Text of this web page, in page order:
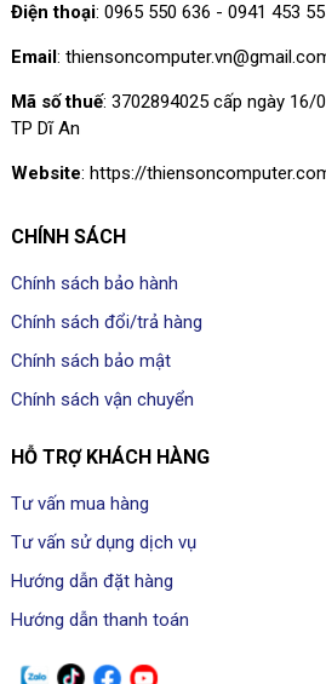
Điện thoại: 0965 550 636 - 0941 453
Email :
Mã số thuế: 3702894025 cấp ngày
TP Dĩ An
Website: https://
CHÍNH SÁCH
Chính sách bảo hành
Chính sách đổi/trả hàng
Chính sách bảo mật
Chính sách vận chuyển
HỖ TRỢ KHÁCH HÀNG
Tư vấn mua hàng
Tư vấn sử dụng dịch vụ
Hướng dẫn đặt hàng
Hướng dẫn thanh toán